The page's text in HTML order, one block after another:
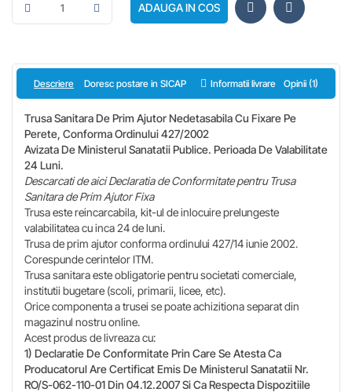
ADAUGA IN COS
Descriere Doresc postare in SICAP Informatii livrare Opinii (1)
Trusa Sanitara De Prim Ajutor Nedetasabila Cu Fixare Pe
Perete, Conforma Ordinului 427/2002
Avizata De Ministerul Sanatatii Publice. Perioada De Valabilitate
24 Luni.
Descarcati de aici Declaratia de Conformitate pentru Trusa
Sanitara de Prim Ajutor Fixa
Trusa este reincarcabila, kit-ul de inlocuire prelungeste
valabilitatea cu inca 24 de luni.
Trusa de prim ajutor conforma ordinului 427/14 iunie 2002.
Corespunde cerintelor ITM.
Trusa sanitara este obligatorie pentru societati comerciale,
institutii bugetare (scoli, primarii, licee, etc).
Orice componenta a trusei se poate achizitiona separat din
magazinul nostru online.
Acest produs de livreaza cu:
1) Declaratie De Conformitate Prin Care Se Atesta Ca
Producatorul Are Certificat Emis De Ministerul Sanatatii Nr.
RO/S-062-110-01 Din 04.12.2007 Si Ca Respecta Dispozitiile